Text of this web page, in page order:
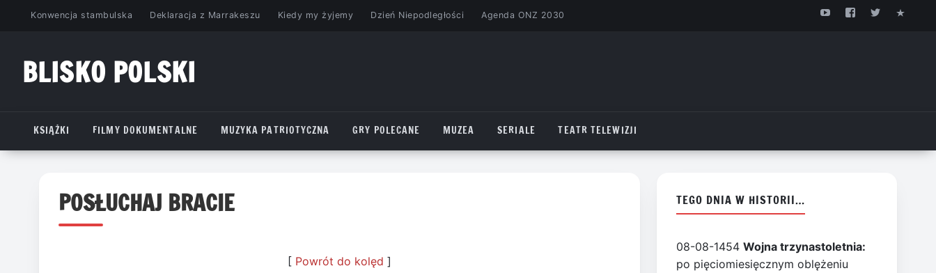
PrzejdźKonwencja stambulska Deklaracja z Marrakeszu Kiedy my żyjemy Dzień Niepodległości Agenda ONZ 2030
BLISKO POLSKI
KSIĄŻKI
FILMY DOKUMENTALNE MUZYKA PATRIOTYCZNA GRY POLECANE MUZEA SERIALE TEATR TELEWIZJI
POSŁUCHAJ BRACIE
[ Powrót do kolęd ]
TEGO DNIA W HISTORII…
08-08-1454Wojna trzynastoletnia:
po pięciomiesięcznym oblężeniu